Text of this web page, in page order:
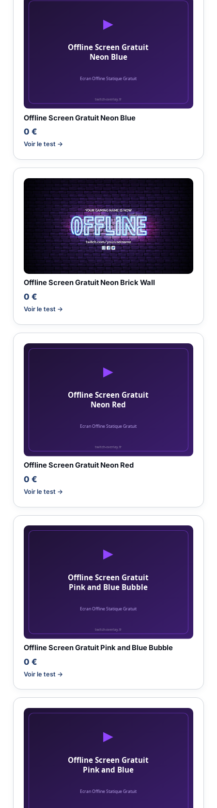
Offline Screen Gratuit Neon Blue
0 €
Voir le test →
Offline Screen Gratuit Neon Brick Wall
0 €
Voir le test →
Offline Screen Gratuit Neon Red
0 €
Voir le test →
Offline Screen Gratuit Pink and Blue Bubble
0 €
Voir le test →